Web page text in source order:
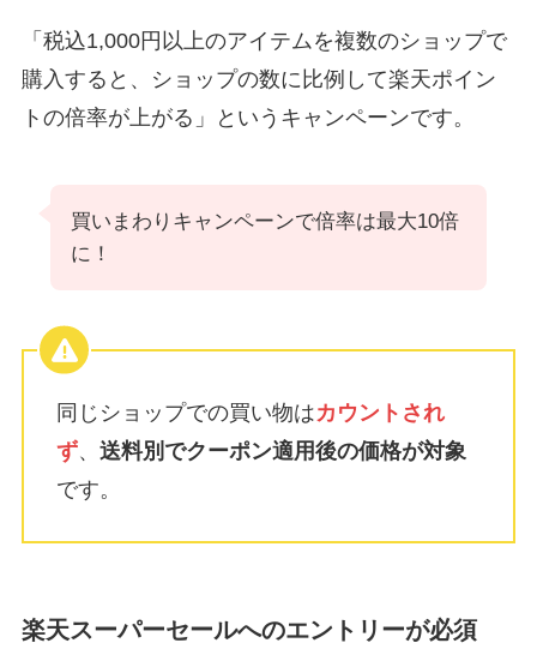
「税込1,000円以上のアイテムを複数のショップで
購入すると、ショップの数に比例して楽天ポイン
トの倍率が上がる」というキャンペーンです。
買いまわりキャンペーンで倍率は最大10倍
に！
同じショップでの買い物はカウントされ
ず、 送料別でクーポン適用後の価格が対象
です。
楽天スーパーセールへのエントリーが必須